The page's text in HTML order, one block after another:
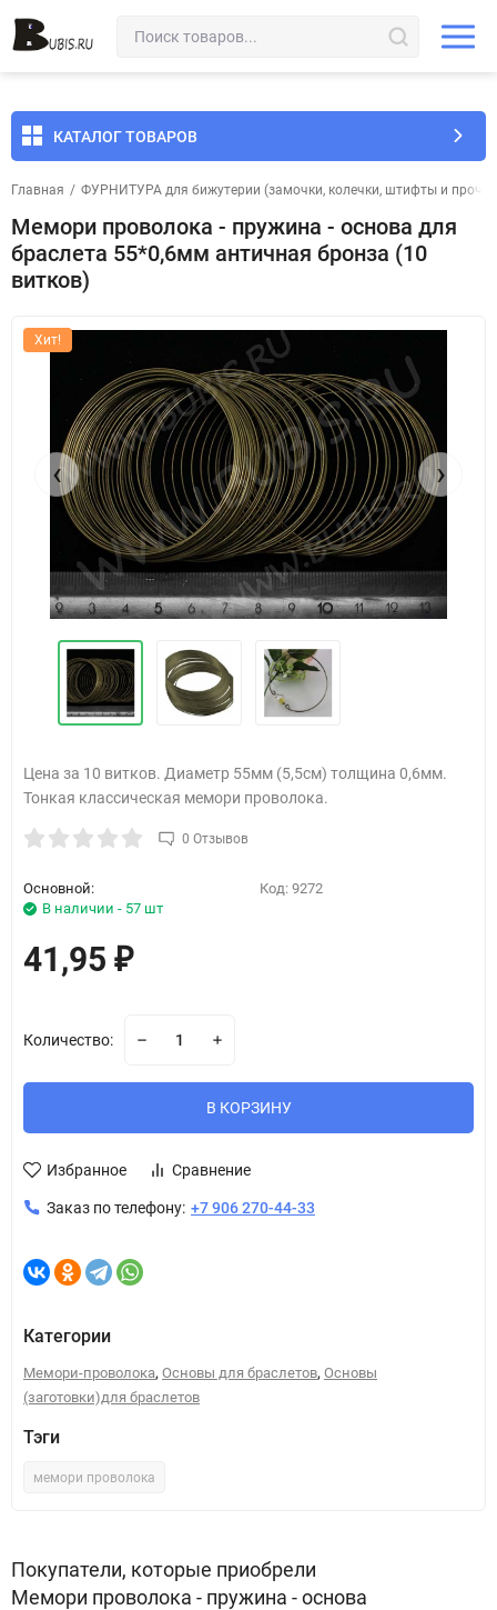
КАТАЛОГ ТОВАРОВ
Главная / ФУРНИТУРА для бижутерии (замочки, колечки, штифты и
Мемори проволока - пружина - основа для
браслета 55*0,6мм античная бронза (10
витков)
Хит!
‹ ›
Цена за 10 витков. Диаметр 55мм (5,5см) толщина 0,6мм.
Тонкая классическая мемори проволока.
0 Отзывов
Основной:
В наличии - 57 шт
Код: 9272
41,95 ₽
Количество:
В КОРЗИНУ
Избранное Сравнение
Заказ по телефону: +7 906 270-44-33
Категории
Мемори-проволока, Основы для браслетов, Основы
(заготовки)для браслетов
Тэги
мемори проволока
Покупатели, которые приобрели
Мемори проволока - пружина - основа